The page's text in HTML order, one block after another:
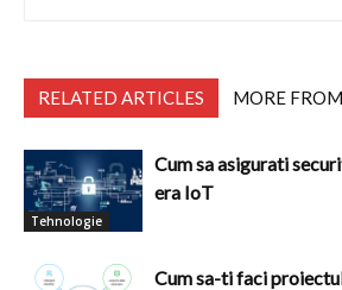
RELATED ARTICLES MORE
Tehnologie
Cum sa asigurati
era IoT
Cum sa-ti faci